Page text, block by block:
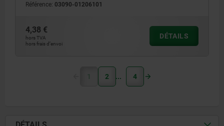
Référence: 03090-01206101
4,38 €
hors TVA
hors frais d’envoi
DÉTAILS
1 2 4